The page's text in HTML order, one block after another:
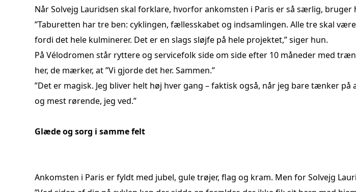
Når Solvejg Lauridsen skal forklare, hvorfor ankomsten i Paris er så særlig,
”Taburetten har tre ben: cyklingen, fællesskabet og indsamlingen. Alle tre skal
fordi det hele kulminerer. Det er en slags sløjfe på hele projektet,” siger hun.
På Vélodromen står ryttere og servicefolk side om side efter 10 måneder med
her, de mærker, at ”Vi gjorde det her. Sammen.”
”Det er magisk. Jeg bliver helt høj hver gang – faktisk også, når jeg bare tænker
og mest rørende, jeg ved.”
Glæde og sorg i samme felt
Ankomsten i Paris er fyldt med jubel, gule trøjer, flag og kram. Men for Solvejg